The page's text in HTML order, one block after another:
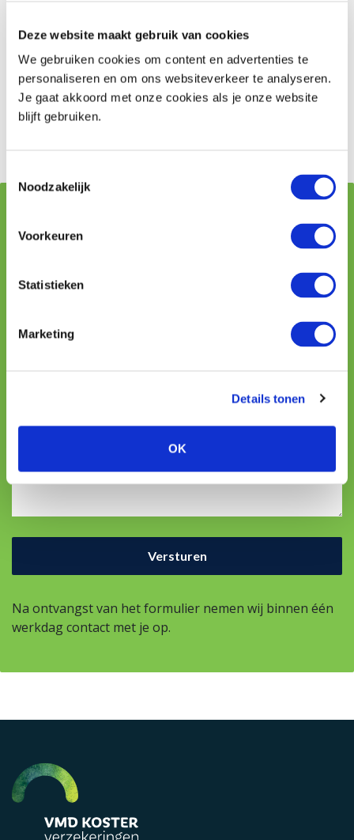
Deze website maakt gebruik van cookies
We gebruiken cookies om content en advertenties te
personaliseren en om ons websiteverkeer te analyseren.
Je gaat akkoord met onze cookies als je onze website
blijft gebruiken.
Noodzakelijk
Voorkeuren
Statistieken
Marketing
Details tonen
OK
stopcontact.
Rol kabelhaspels helemaal af om overbelasting te
voorkomen.
Haal na gebruik de stekker uit het stopcontact.
Telefoon
Na ontvangst van het formulier nemen wij binnen één
werkdag contact met je op.